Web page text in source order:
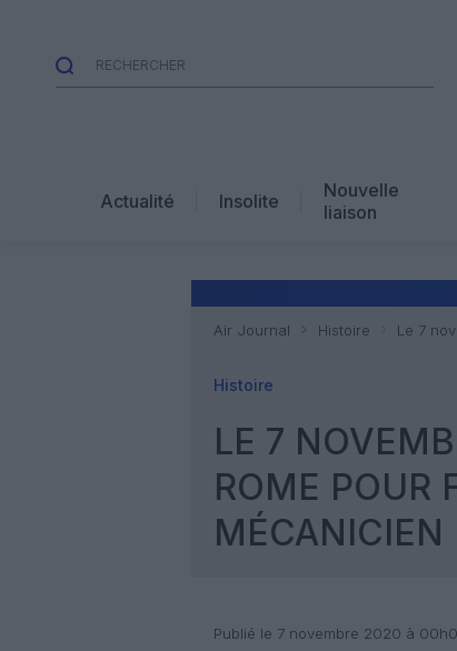
Actualité Insolite
Nouvelle
liaison
Air Journal Histoire Le 7
Histoire
LE 7
ROME POUR
MÉCANICIEN
Publié le 7 novembre 2020 à